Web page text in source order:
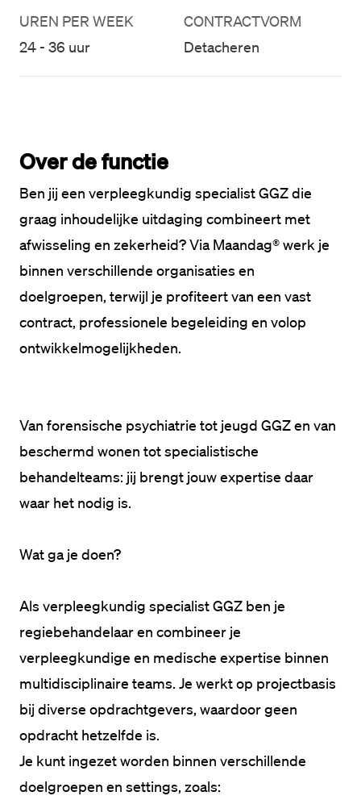
UREN PER WEEK
24 - 36 uur
CONTRACTVORM
Detacheren
Over de functie
Ben jij een verpleegkundig specialist GGZ die
graag inhoudelijke uitdaging combineert met
afwisseling en zekerheid? Via Maandag® werk je
binnen verschillende organisaties en
doelgroepen, terwijl je profiteert van een vast
contract, professionele begeleiding en volop
ontwikkelmogelijkheden.
Van forensische psychiatrie tot jeugd GGZ en van
beschermd wonen tot specialistische
behandelteams: jij brengt jouw expertise daar
waar het nodig is.
Wat ga je doen?
Als verpleegkundig specialist GGZ ben je
regiebehandelaar en combineer je
verpleegkundige en medische expertise binnen
multidisciplinaire teams. Je werkt op projectbasis
bij diverse opdrachtgevers, waardoor geen
opdracht hetzelfde is.
Je kunt ingezet worden binnen verschillende